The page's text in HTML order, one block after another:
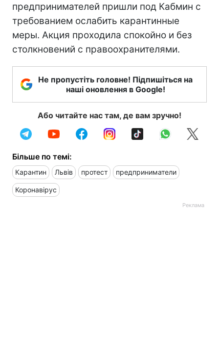
предпринимателей пришли под Кабмин с
требованием ослабить карантинные
меры. Акция проходила спокойно и без
столкновений с правоохранителями.
Не пропустіть головне! Підпишіться на
наші оновлення в Google!
Або читайте нас там, де вам зручно!
Більше по темі:
Карантин Львів протест предприниматели
Коронавірус